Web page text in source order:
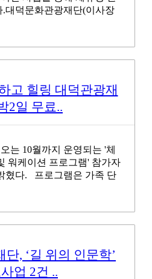
대덕문화관광재단(이사장
고 힐링 대덕관광재
2일 무료..
는 10월까지 운영되는 '체
워케이션 프로그램' 참가자
혔다. 프로그램은 가족 단
, ‘길 위의 인문학’
업 2건 ..